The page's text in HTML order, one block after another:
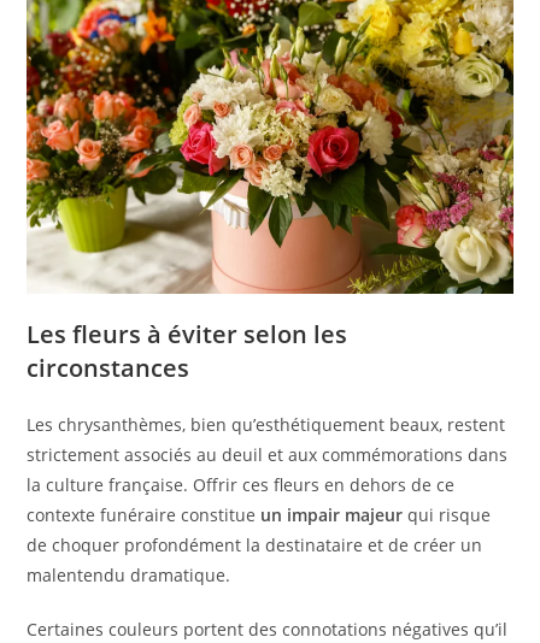
Les fleurs à éviter selon les
circonstances
Les chrysanthèmes, bien qu’esthétiquement beaux, restent
strictement associés au deuil et aux commémorations dans
la culture française. Offrir ces fleurs en dehors de ce
contexte funéraire constitue un impair majeur qui risque
de choquer profondément la destinataire et de créer un
malentendu dramatique.
Certaines couleurs portent des connotations négatives qu’il